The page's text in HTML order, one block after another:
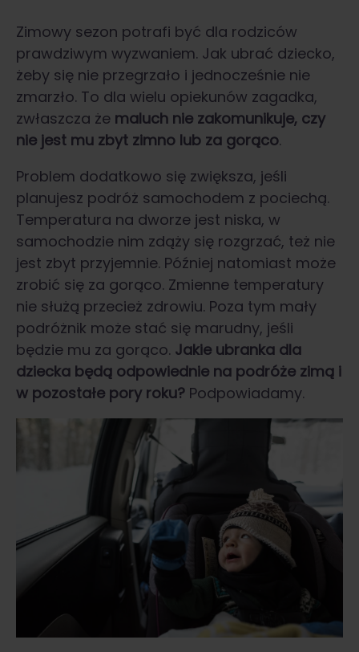
Zimowy sezon potrafi być dla rodziców
prawdziwym wyzwaniem. Jak ubrać dziecko,
żeby się nie przegrzało i jednocześnie nie
zmarzło. To dla wielu opiekunów zagadka,
zwłaszcza że maluch nie zakomunikuje, czy
nie jest mu zbyt zimno lub za gorąco.
Problem dodatkowo się zwiększa, jeśli
planujesz podróż samochodem z pociechą.
Temperatura na dworze jest niska, w
samochodzie nim zdąży się rozgrzać, też nie
jest zbyt przyjemnie. Później natomiast może
zrobić się za gorąco. Zmienne temperatury
nie służą przecież zdrowiu. Poza tym mały
podróżnik może stać się marudny, jeśli
będzie mu za gorąco. Jakie ubranka dla
dziecka będą odpowiednie na podróże zimą i
w pozostałe pory roku? Podpowiadamy.